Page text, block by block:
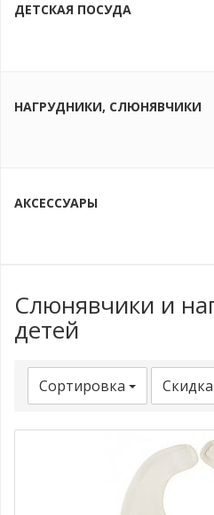
ДЕТСКАЯ ПОСУДА
НАГРУДНИКИ, СЛЮНЯВЧИКИ
АКСЕССУАРЫ
Слюнявчики и
детей
Сортировка Скидка